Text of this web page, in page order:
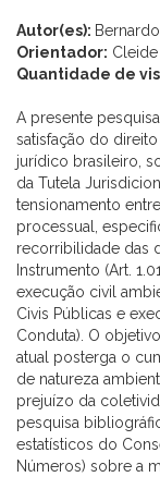
Autor(es):
Orientador:
Quantidade de
A presente
satisfação do
jurídico brasileiro,
da Tutela
tensionamento
processual,
recorribilidade das
Instrumento (Art.
execução civil
Civis Públicas e
Conduta). O
atual posterga o
de natureza
prejuízo da
pesquisa
estatísticos do
Números) sobre a